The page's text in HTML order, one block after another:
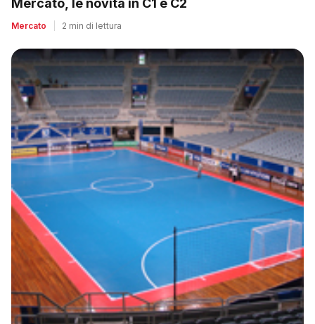
Mercato, le novità in C1 e C2
Mercato 2 min di lettura